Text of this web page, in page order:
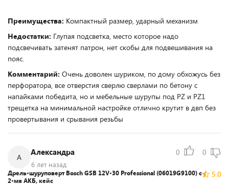
Преимущества: Компактный размер, ударный механизм
Недостатки: Глупая подсветка, место которое надо
подсвечивать затенят патрон, нет скобы для подвешивания на
пояс.
Комментарий: Очень доволен шуриком, по дому обхожусь без
перфоратора, все отверстия сверлю сверлами по бетону с
напайками победита, но и мебельные шурупы под PZ и PZ1
трещетка на минимальной настройке отлично крутит в двп без
провертывания и срывания резьбы
А
Александра
6 лет назад
0 0
5.0
Дрель-шуруповерт Bosch GSB 12V-30 Professional (06019G9100) с
2-мя АКБ, кейс